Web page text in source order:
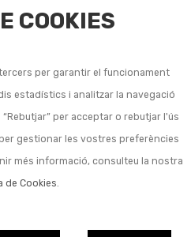
COOKIES
per garantir el funcionament
estadístics i analitzar la navegació
“Rebutjar” per acceptar o rebutjar l'ús
gestionar les vostres preferències
més informació, consulteu la nostra
de Cookies